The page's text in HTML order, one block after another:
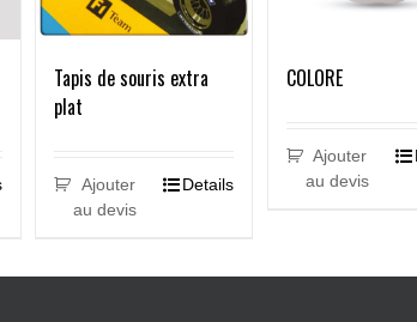
Tapis de souris extra
plat
Ajouter
au devis
Details
COLORE
Ajouter
au devis